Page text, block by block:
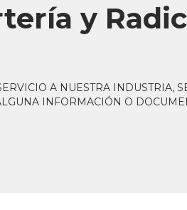
y
A NUESTRA INDUSTRIA,
INFORMACIÓN O